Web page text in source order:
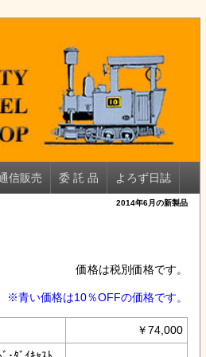
信販売 委 託 品 よろず日誌
2014年6月の新製品
価格は税別価格です。
※青い価格は10％OFFの価格です。
￥74,000